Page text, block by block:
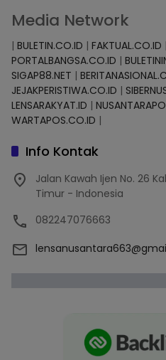
Media Network
| BULETIN.CO.ID | FAKTUAL.CO.ID
PORTALBANGSA.CO.ID |
SIGAP88.NET |
JEJAKPERISTIWA.CO.ID |
LENSARAKYAT.ID |
WARTAPOS.CO.ID |
Info Kontak
Jalan Kawah Ijen No. 26
Timur - Indonesia
082247076663